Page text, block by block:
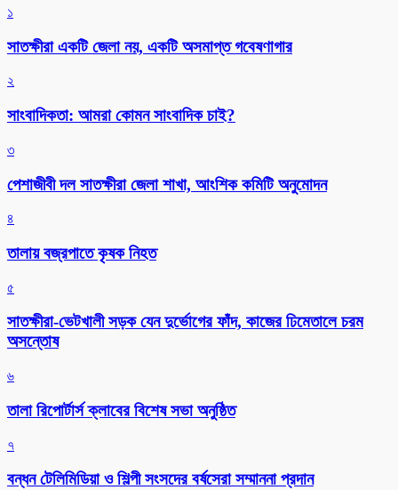
১
সাতক্ষীরা একটি জেলা নয়, একটি অসমাপ্ত গবেষণাগার
২
সাংবাদিকতা: আমরা কোমন সাংবাদিক চাই?
৩
পেশাজীবী দল সাতক্ষীরা জেলা শাখা, আংশিক কমিটি অনুমোদন
৪
তালায় বজ্রপাতে কৃষক নিহত
৫
সাতক্ষীরা-ভেটখালী সড়ক যেন দুর্ভোগের ফাঁদ, কাজের ঢিমেতালে চরম
অসন্তোষ
৬
‎তালা রিপোর্টার্স ক্লাবের বিশেষ সভা অনুষ্ঠিত
৭
বন্ধন টেলিমিডিয়া ও শিল্পী সংসদের বর্ষসেরা সম্মাননা প্রদান